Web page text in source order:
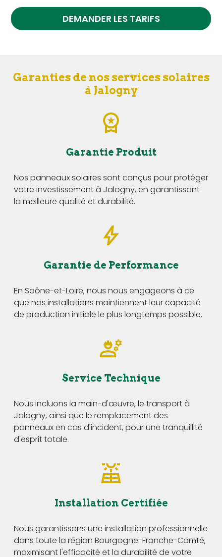
DEMANDER LES TARIFS
Garanties de nos services solaires
à Jalogny
Garantie Produit
Nos panneaux solaires sont conçus pour protéger
votre investissement à Jalogny, en garantissant
la meilleure qualité et durabilité.
Garantie de Performance
En Saône-et-Loire, nous nous engageons à ce
que nos installations maintiennent leur capacité
de production initiale le plus longtemps possible.
Service Technique
Nous incluons la main-d'œuvre, le transport à
Jalogny, ainsi que le remplacement des
panneaux en cas d'incident, pour une tranquillité
d'esprit totale.
Installation Certifiée
Nous garantissons une installation professionnelle
dans toute la région Bourgogne-Franche-Comté,
maximisant l'efficacité et la durabilité de votre